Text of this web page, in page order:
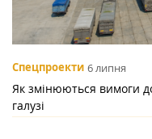
Спецпроекти 6 липня
Як змінюються вимоги
галузі